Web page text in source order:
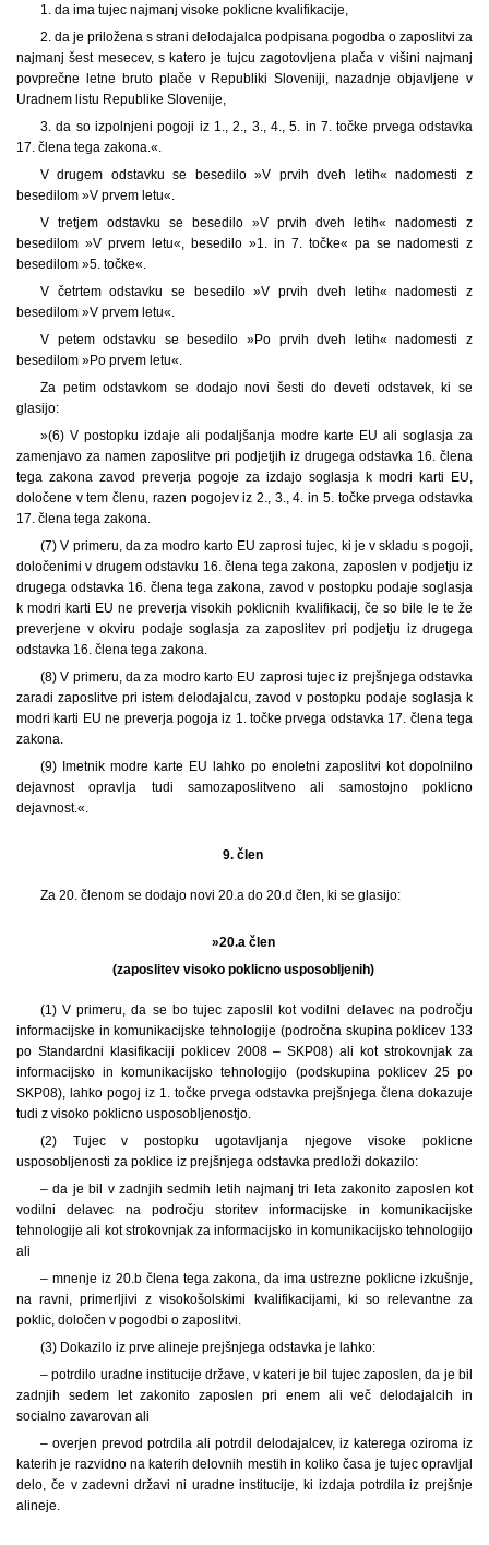
1. da ima tujec najmanj visoke poklicne kvalifikacije,
2. da je priložena s strani delodajalca podpisana pogodba o zaposlitvi za
najmanj šest mesecev, s katero je tujcu zagotovljena plača v višini najmanj
povprečne letne bruto plače v Republiki Sloveniji, nazadnje objavljene v
Uradnem listu Republike Slovenije,
3. da so izpolnjeni pogoji iz 1., 2., 3., 4., 5. in 7. točke prvega odstavka
17. člena tega zakona.«.
V drugem odstavku se besedilo »V prvih dveh letih« nadomesti z
besedilom »V prvem letu«.
V tretjem odstavku se besedilo »V prvih dveh letih« nadomesti z
besedilom »V prvem letu«, besedilo »1. in 7. točke« pa se nadomesti z
besedilom »5. točke«.
V četrtem odstavku se besedilo »V prvih dveh letih« nadomesti z
besedilom »V prvem letu«.
V petem odstavku se besedilo »Po prvih dveh letih« nadomesti z
besedilom »Po prvem letu«.
Za petim odstavkom se dodajo novi šesti do deveti odstavek, ki se
glasijo:
»(6) V postopku izdaje ali podaljšanja modre karte EU ali soglasja za
zamenjavo za namen zaposlitve pri podjetjih iz drugega odstavka 16. člena
tega zakona zavod preverja pogoje za izdajo soglasja k modri karti EU,
določene v tem členu, razen pogojev iz 2., 3., 4. in 5. točke prvega odstavka
17. člena tega zakona.
(7) V primeru, da za modro karto EU zaprosi tujec, ki je v skladu s pogoji,
določenimi v drugem odstavku 16. člena tega zakona, zaposlen v podjetju iz
drugega odstavka 16. člena tega zakona, zavod v postopku podaje soglasja
k modri karti EU ne preverja visokih poklicnih kvalifikacij, če so bile le te že
preverjene v okviru podaje soglasja za zaposlitev pri podjetju iz drugega
odstavka 16. člena tega zakona.
(8) V primeru, da za modro karto EU zaprosi tujec iz prejšnjega odstavka
zaradi zaposlitve pri istem delodajalcu, zavod v postopku podaje soglasja k
modri karti EU ne preverja pogoja iz 1. točke prvega odstavka 17. člena tega
zakona.
(9) Imetnik modre karte EU lahko po enoletni zaposlitvi kot dopolnilno
dejavnost opravlja tudi samozaposlitveno ali samostojno poklicno
dejavnost.«.
9. člen
Za 20. členom se dodajo novi 20.a do 20.d člen, ki se glasijo:
»20.a člen
(zaposlitev visoko poklicno usposobljenih)
(1) V primeru, da se bo tujec zaposlil kot vodilni delavec na področju
informacijske in komunikacijske tehnologije (področna skupina poklicev 133
po Standardni klasifikaciji poklicev 2008 – SKP08) ali kot strokovnjak za
informacijsko in komunikacijsko tehnologijo (podskupina poklicev 25 po
SKP08), lahko pogoj iz 1. točke prvega odstavka prejšnjega člena dokazuje
tudi z visoko poklicno usposobljenostjo.
(2) Tujec v postopku ugotavljanja njegove visoke poklicne
usposobljenosti za poklice iz prejšnjega odstavka predloži dokazilo:
– da je bil v zadnjih sedmih letih najmanj tri leta zakonito zaposlen kot
vodilni delavec na področju storitev informacijske in komunikacijske
tehnologije ali kot strokovnjak za informacijsko in komunikacijsko tehnologijo
ali
– mnenje iz 20.b člena tega zakona, da ima ustrezne poklicne izkušnje,
na ravni, primerljivi z visokošolskimi kvalifikacijami, ki so relevantne za
poklic, določen v pogodbi o zaposlitvi.
(3) Dokazilo iz prve alineje prejšnjega odstavka je lahko:
– potrdilo uradne institucije države, v kateri je bil tujec zaposlen, da je bil
zadnjih sedem let zakonito zaposlen pri enem ali več delodajalcih in
socialno zavarovan ali
– overjen prevod potrdila ali potrdil delodajalcev, iz katerega oziroma iz
katerih je razvidno na katerih delovnih mestih in koliko časa je tujec opravljal
delo, če v zadevni državi ni uradne institucije, ki izdaja potrdila iz prejšnje
alineje.